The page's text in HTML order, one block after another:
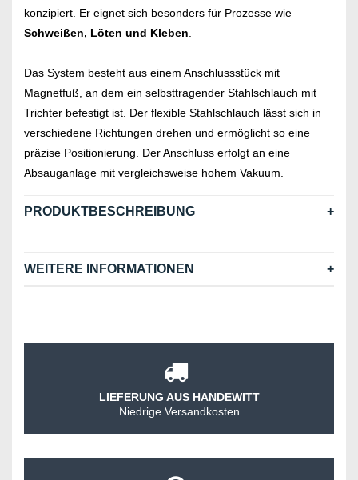
konzipiert. Er eignet sich besonders für Prozesse wie
Schweißen, Löten und Kleben
Das System besteht aus einem Anschlussstück mit
Magnetfuß, an dem ein selbsttragender Stahlschlauch mit
Trichter befestigt ist. Der flexible Stahlschlauch lässt sich in
verschiedene Richtungen drehen und ermöglicht so eine
präzise Positionierung. Der Anschluss erfolgt an eine
Absauganlage mit vergleichsweise hohem Vakuum.
PRODUKTBESCHREIBUNG
WEITERE INFORMATIONEN
LIEFERUNG AUS HANDEWITT
Niedrige Versandkosten